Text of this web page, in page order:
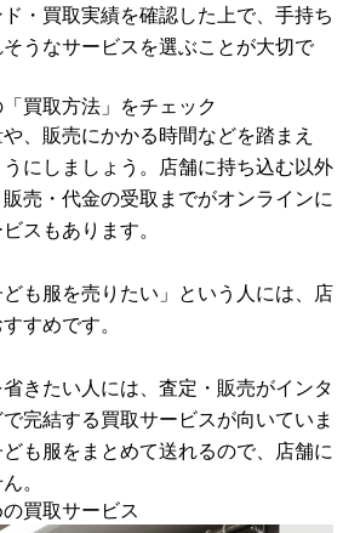
・買取実績を確認した上で、手持ち
うなサービスを選ぶことが大切で
買取方法」をチェック
、販売にかかる時間などを踏まえ
にしましょう。店舗に持ち込む以外
売・代金の受取までがオンラインに
スもあります。
ども服を売りたい」という人には、店
すめです。
きたい人には、査定・販売がインタ
完結する買取サービスが向いていま
も服をまとめて送れるので、店舗に
。
買取サービス